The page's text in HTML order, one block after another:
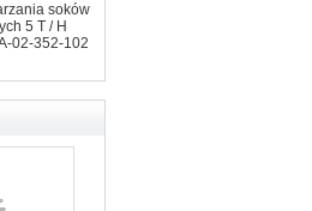
soków
5 T / H
02-352-102